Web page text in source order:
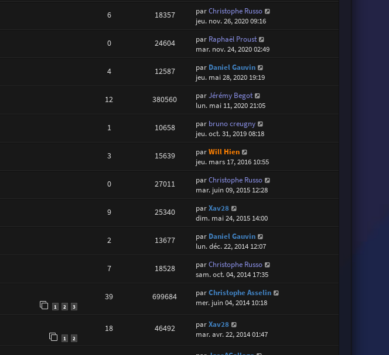
6 18357 parChristophe Russo
jeu. nov. 26, 2020 09:16
0 24604 par Raphaël Proust
mar. nov. 24, 2020 02:49
4 12587 par Daniel Gauvin
jeu. mai 28, 2020 19:19
12 380560 parJérémy Begot
lun. mai 11, 2020 21:05
1 10658 par bruno creugny
jeu. oct. 31, 2019 08:18
3 15639 parWill Hien
jeu. mars 17, 2016 10:55
0 27011 parChristophe Russo
mar. juin 09, 2015 12:28
9 25340 parXav28
dim. mai 24, 2015 14:00
2 13677 par Daniel Gauvin
lun. déc. 22, 2014 12:07
7 18528 parChristophe Russo
sam. oct. 04, 2014 17:35
1 2 3
39 699684 parChristophe Asselin
mer. juin 04, 2014 10:18
1 2
18 46492 parXav28
mar. avr. 22, 2014 01:47